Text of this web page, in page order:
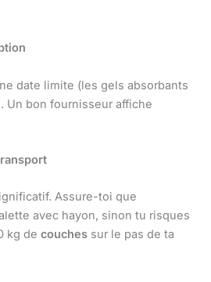
date limite (les gels absorbants
Un bon fournisseur affiche
Assure-toi que
avec hayon, sinon tu risques
kg de couches sur le pas de ta